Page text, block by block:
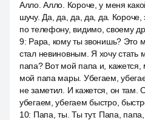
Алло. Алло. Короче, у меня
шучу. Да, да, да, да, да. Короче,
по телефону, видимо, своему
9: Papa, кому ты звонишь? Это
стал невиновным. Я хочу стать
папа? Вот мой папа и,
мой папа мары. Убегаем,
не заметил. И кажется, он там.
убегаем, убегаем быстро,
10: Папа, ты. Ты тут. Папа,